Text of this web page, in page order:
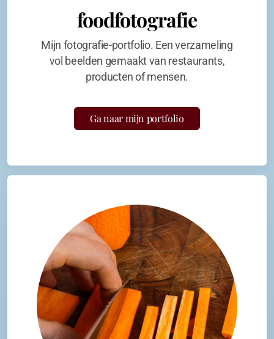
foodfotografie
Mijn fotografie-portfolio. Een verzameling
vol beelden gemaakt van restaurants,
producten of mensen.
Ga naar mijn portfolio